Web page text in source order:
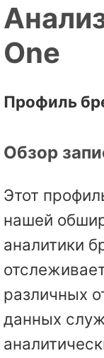
One
Профиль
Обзор
Этот
нашей
аналитики
различных
данных